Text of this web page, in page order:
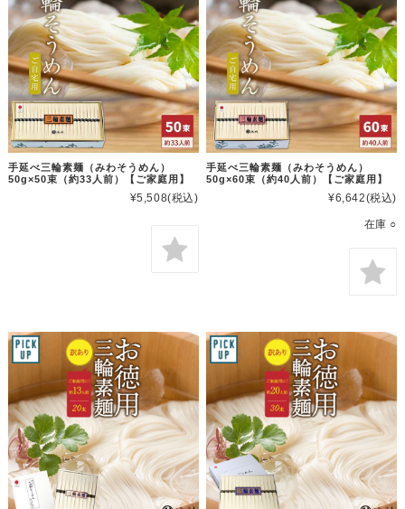
手延べ三輪素麺（みわそうめん）
50g×50束（約33人前）【ご家庭用】
¥5,508(税込)
手延べ三輪素麺（みわそうめん）
50g×60束（約40人前）【ご家庭用】
¥6,642(税込)
在庫 ○